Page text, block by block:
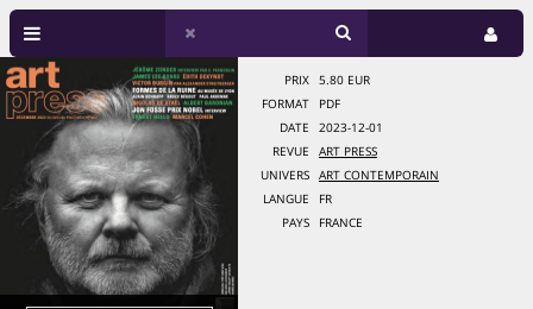
PRIX
5.80 EUR
FORMAT
PDF
DATE
2023-12-01
REVUE
ART PRESS
UNIVERS
ART CONTEMPORAIN
LANGUE
FR
PAYS
FRANCE